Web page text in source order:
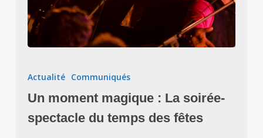
moment
:
La
Actualité Communiqués
Un moment magique : La soirée-
spectacle du temps des fêtes